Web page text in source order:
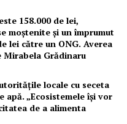
ROMÂNIA
158.000 de lei,
moștenite și un împrumut
lei către un ONG. Averea
Mirabela Grădinaru
locale cu seceta
apă. „Ecosistemele își vor
de a alimenta